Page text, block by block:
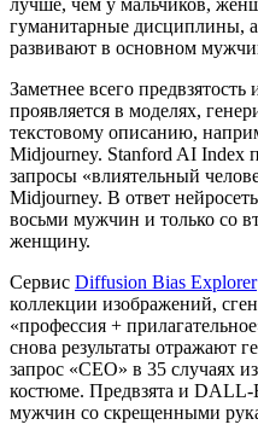
лучше, чем у мальчиков,
гуманитарные дисциплины,
развивают в основном
Заметнее всего предвзятость
проявляется в моделях,
текстовому описанию,
Midjourney. Stanford AI Index
запросы «влиятельный
Midjourney. В ответ
восьми мужчин и только со
женщину.
Сервис Diffusion Bias Explorer
коллекции изображений,
«профессия +
снова результаты отражают
запрос «CEO» в 35 случаях
костюме. Предвзята и DALL-
мужчин со скрещенными